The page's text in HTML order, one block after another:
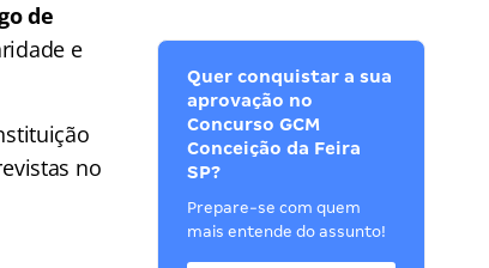
de
e
no
Quer conquistar a sua
aprovação no
Concurso GCM
Conceição da Feira
SP?
Prepare-se com quem
mais entende do assunto!